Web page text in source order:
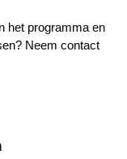
het programma en
Neem contact